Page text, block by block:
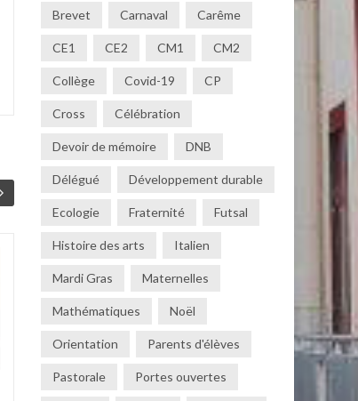
07
MAI
Découverte de le
du groupe arts et
culture se sont rendu au
AVR
Brevet Carnaval Carême
CE1 CE2 CM1 CM2
Collège Covid-19 CP
Cross Célébration
Devoir de mémoire DNB
Délégué Développement durable
Ecologie Fraternité Futsal
Histoire des arts Italien
Mardi Gras Maternelles
Mathématiques Noël
Orientation Parents d'élèves
Pastorale Portes ouvertes